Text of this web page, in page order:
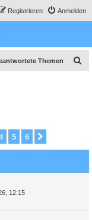
Anmelden
Registrieren
Themen
5 6
12:15